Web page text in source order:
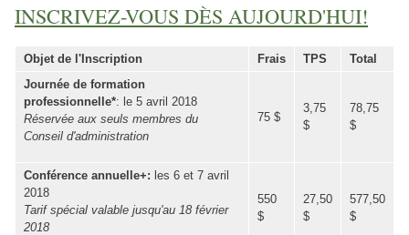
INSCRIVEZ-VOUS DÈS AUJOURD'HUI!
Objet de l'Inscription Frais TPS
Total
Journée de formation
professionnelle*: le 5 avril 2018
Réservée aux seuls membres du
Conseil d'administration
75 $
3,75
$
78,75
$
Conférence annuelle+: les 6 et 7 avril
2018
Tarif spécial valable jusqu'au 18 février
2018
550
$
27,50
$
577,50
$